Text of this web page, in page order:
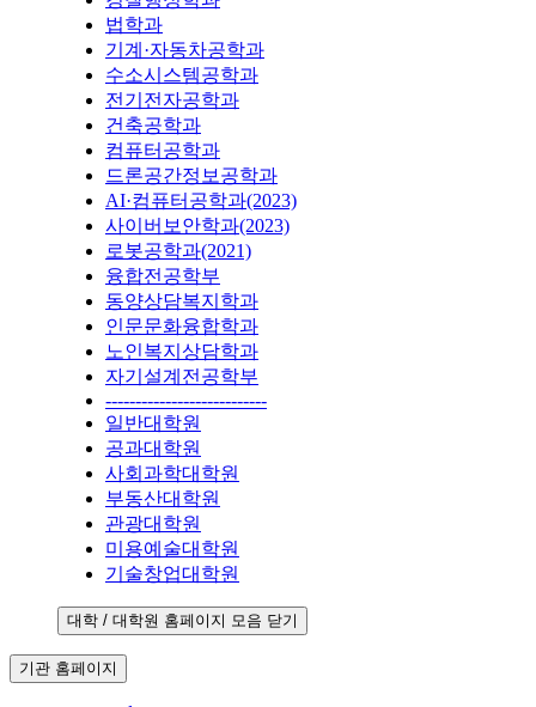
법학과
기계·자동차공학과
수소시스템공학과
전기전자공학과
건축공학과
컴퓨터공학과
드론공간정보공학과
AI·컴퓨터공학과(2023)
사이버보안학과(2023)
로봇공학과(2021)
융합전공학부
동양상담복지학과
인문문화융합학과
노인복지상담학과
자기설계전공학부
---------------------------
일반대학원
공과대학원
사회과학대학원
부동산대학원
관광대학원
미용예술대학원
기술창업대학원
대학 / 대학원 홈페이지 모음 닫기
기관 홈페이지